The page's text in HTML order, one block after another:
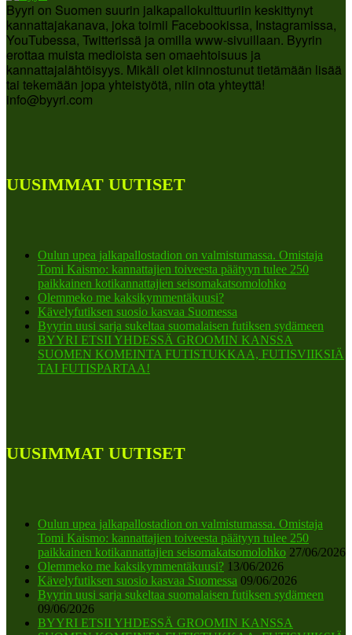
Byyri on Suomen suurin jalkapallokulttuuriin keskittynyt
kannattajakanava, joka toimii Facebookissa, Instagramissa,
YouTubessa, Twitterissä ja omilla www-sivuillaan. Byyrin
erottaa muista medioista sen omaehtoisuus ja
kannattajalähtöisyys. Mikäli olet kiinnostunut tietämään lisää
tai tekemään jopa yhteistyötä, niin ota yhteyttä!
info@byyri.com
UUSIMMAT UUTISET
Oulun upea jalkapallostadion on valmistumassa. Omistaja
Tomi Kaismo: kannattajien toiveesta päätyyn tulee 250
paikkainen kotikannattajien seisomakatsomolohko
Olemmeko me kaksikymmentäkuusi?
Kävelyfutiksen suosio kasvaa Suomessa
Byyrin uusi sarja sukeltaa suomalaisen futiksen sydämeen
BYYRI ETSII YHDESSÄ GROOMIN KANSSA
SUOMEN KOMEINTA FUTISTUKKAA, FUTISVIIKSIÄ
TAI FUTISPARTAA!
UUSIMMAT UUTISET
Oulun upea jalkapallostadion on valmistumassa. Omistaja
Tomi Kaismo: kannattajien toiveesta päätyyn tulee 250
paikkainen kotikannattajien seisomakatsomolohko 27/06/2026
Olemmeko me kaksikymmentäkuusi? 13/06/2026
Kävelyfutiksen suosio kasvaa Suomessa 09/06/2026
Byyrin uusi sarja sukeltaa suomalaisen futiksen sydämeen
09/06/2026
BYYRI ETSII YHDESSÄ GROOMIN KANSSA